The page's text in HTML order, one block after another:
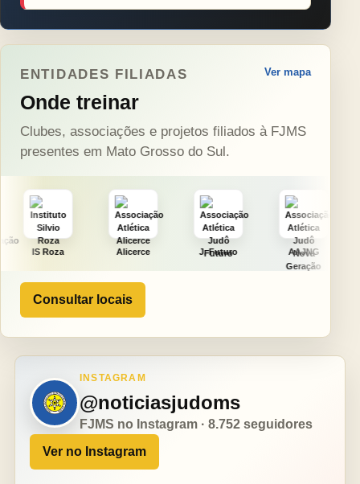
ENTIDADES FILIADAS
Onde treinar
Ver mapa
Clubes, associações e projetos filiados à FJMS
presentes em Mato Grosso do Sul.
Alicerce J. Futuro AAJNG TSURU
Consultar locais
INSTAGRAM
@noticiasjudoms
FJMS no Instagram · 8.752 seguidores
Ver no Instagram